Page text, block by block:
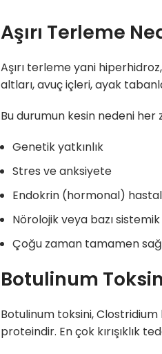
Aşırı Terleme
Aşırı terleme yani
altları, avuç içleri, ayak
Bu durumun kesin nedeni
Genetik yatkınlık
Stres ve anksiyete
Endokrin (hormonal)
Nörolojik veya bazı
Çoğu zaman tamamen
Botulinum
Botulinum toksini,
proteindir. En çok kırışıklık